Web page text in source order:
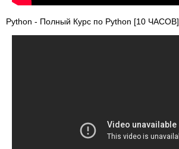
Python - Полный Курс по Python [10 ЧАСОВ]